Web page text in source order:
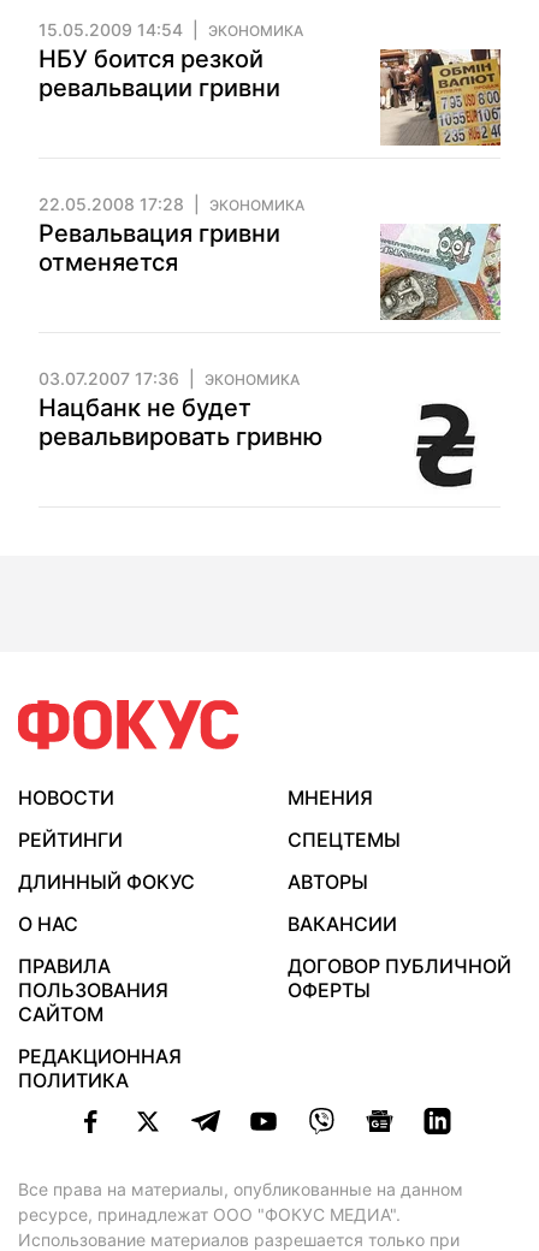
15.05.2009 14:54 ЭКОНОМИКА
НБУ боится резкой
ревальвации гривни
22.05.2008 17:28 ЭКОНОМИКА
Ревальвация гривни
отменяется
03.07.2007 17:36 ЭКОНОМИКА
Нацбанк не будет
ревальвировать гривню
НОВОСТИ
МНЕНИЯ
РЕЙТИНГИ
СПЕЦТЕМЫ
ДЛИННЫЙ ФОКУС
АВТОРЫ
О НАС
ВАКАНСИИ
ПРАВИЛА
ПОЛЬЗОВАНИЯ
САЙТОМ
ДОГОВОР ПУБЛИЧНОЙ
ОФЕРТЫ
РЕДАКЦИОННАЯ
ПОЛИТИКА
Все права на материалы, опубликованные на данном
ресурсе, принадлежат ООО "ФОКУС МЕДИА".
Использование материалов разрешается только при